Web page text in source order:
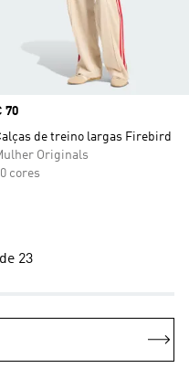
70
de treino largas Firebird
Originals
cores
23